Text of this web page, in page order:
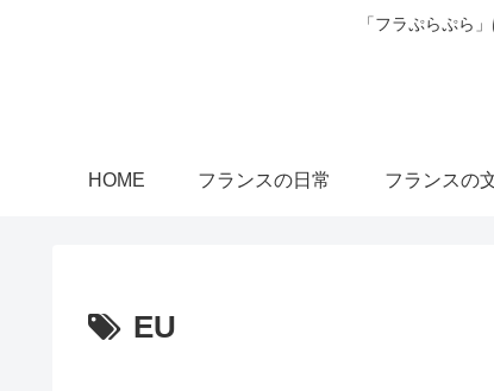
「フラぷらぷら
HOME フランスの日常 フランスの
EU